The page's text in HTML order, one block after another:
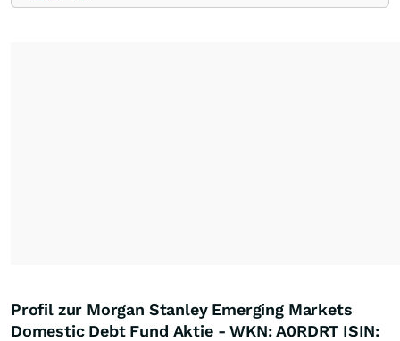
Profil zur Morgan Stanley Emerging Markets
Domestic Debt Fund Aktie - WKN: A0RDRT ISIN: